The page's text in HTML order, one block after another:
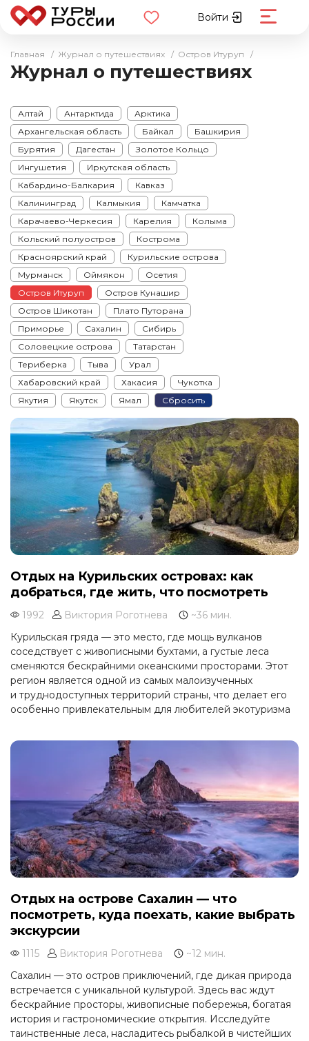
Войти
Главная / Журнал о путешествиях / Остров Итуруп /
Журнал о путешествиях
Алтай Антарктида
Арктика
Архангельская область
Байкал
Башкирия
Бурятия
Дагестан
Золотое Кольцо
Ингушетия
Иркутская область
Кабардино-Балкария
Кавказ
Калининград
Калмыкия
Камчатка
Карачаево-Черкесия
Карелия
Колыма
Кольский полуостров
Кострома
Красноярский край
Курильские острова
Мурманск
Оймякон
Осетия
Остров Итуруп
Остров Кунашир
Остров Шикотан
Плато Путорана
Приморье
Сахалин
Сибирь
Соловецкие острова
Татарстан
Териберка
Тыва
Урал
Хабаровский край
Хакасия
Чукотка
Якутия
Якутск Ямал Сбросить
Отдых на Курильских островах: как
добраться, где жить, что посмотреть
1992 Виктория Роготнева
~36 мин.
Курильская гряда — это место, где мощь вулканов
соседствует с живописными бухтами, а густые леса
сменяются бескрайними океанскими просторами. Этот
регион является одной из самых малоизученных
и труднодоступных территорий страны, что делает его
особенно привлекательным для любителей экотуризма
Отдых на острове Сахалин — что
посмотреть, куда поехать, какие выбрать
экскурсии
1115 Виктория Роготнева
~12 мин.
Сахалин — это остров приключений, где дикая природа
встречается с уникальной культурой. Здесь вас ждут
бескрайние просторы, живописные побережья, богатая
история и гастрономические открытия. Исследуйте
таинственные леса, насладитесь рыбалкой в чистейших